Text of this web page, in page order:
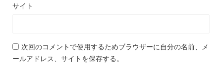
サイト
次回のコメントで使用するためブラウザーに自分の名前、メ
ールアドレス、サイトを保存する。